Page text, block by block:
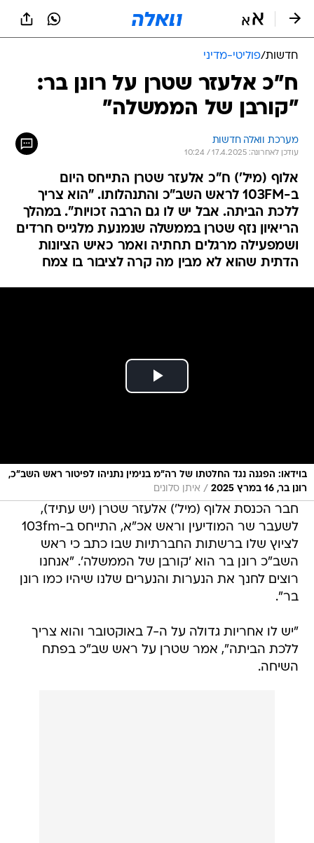
חדשות/פוליטי-מדיני
ח"כ אלעזר שטרן על רונן בר:
"קורבן של הממשלה"
מערכת וואלה חדשות
עודכן לאחרונה: 17.4.2025 / 10:24
אלוף (מיל') ח"כ אלעזר שטרן התייחס היום
ב-103FM לראש השב"כ והתנהלותו. "הוא צריך
ללכת הביתה. אבל יש לו גם הרבה זכויות". במהלך
הריאיון נזף שטרן בממשלה שנמנעת מלגייס חרדים
ושמפעילה מרגלים תחתיה ואמר כאיש הציונות
הדתית שהוא לא מבין מה קרה לציבור בו צמח
בוידאו: הפגנה נגד החלטתו של רה"מ בנימין נתניהו לפיטור ראש השב"כ,
רונן בר, 16 במרץ 2025
/ איתן סלונים
חבר הכנסת אלוף (מיל') אלעזר שטרן (יש עתיד),
לשעבר שר המודיעין וראש אכ"א, התייחס ב-103fm
לציוץ שלו ברשתות החברתיות שבו כתב כי ראש
השב"כ רונן בר הוא 'קורבן של הממשלה'. "אנחנו
רוצים לחנך את הנערות והנערים שלנו שיהיו כמו רונן
בר".
"יש לו אחריות גדולה על ה-7 באוקטובר והוא צריך
ללכת הביתה", אמר שטרן על ראש שב"כ בפתח
השיחה.